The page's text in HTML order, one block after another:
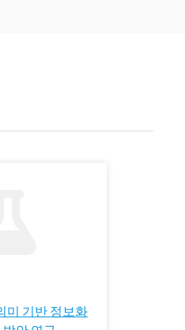
미 기반 정보화